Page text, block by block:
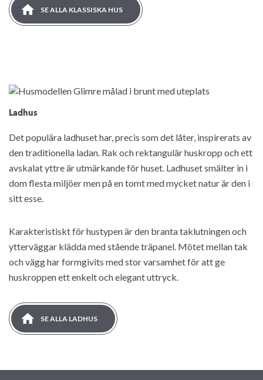
SE ALLA KLASSISKA HUS
Ladhus
Det populära ladhuset har, precis som det låter, inspirerats av
den traditionella ladan. Rak och rektangulär huskropp och ett
avskalat yttre är utmärkande för huset. Ladhuset smälter in i
dom flesta miljöer men på en tomt med mycket natur är den i
sitt esse.
Karakteristiskt för hustypen är den branta taklutningen och
ytterväggar klädda med stående träpanel. Mötet mellan tak
och vägg har formgivits med stor varsamhet för att ge
huskroppen ett enkelt och elegant uttryck.
SE ALLA LADHUS